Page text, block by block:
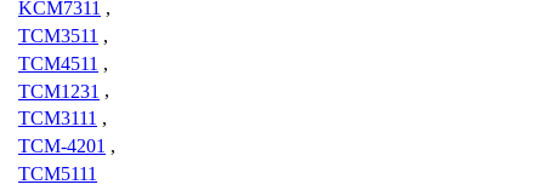
KCM7311 ,
TCM3511 ,
TCM4511 ,
TCM1231 ,
TCM3111 ,
TCM-4201 ,
TCM5111